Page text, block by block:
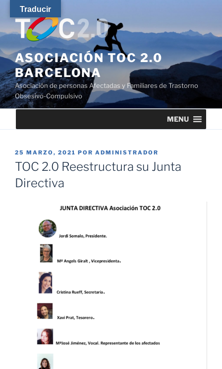
Saltar
contenido
ASOCIACIÓN TOC 2.0
BARCELONA
Asociación de personas Afectadas y Familiares de Trastorno
Obsesivo-Compulsivo
MENU
PUBLICADO
EL
25 MARZO, 2021 POR ADMINISTRADOR
TOC 2.0 Reestructura su Junta
Directiva
Traducir